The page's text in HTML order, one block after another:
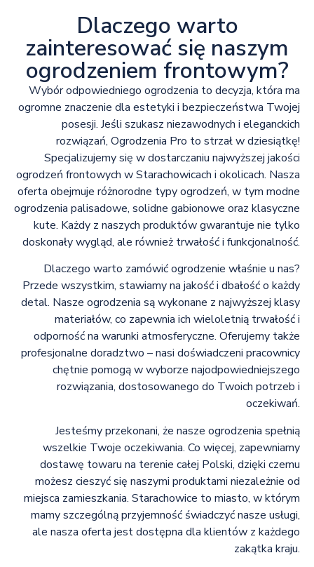
Dlaczego warto
zainteresować się naszym
ogrodzeniem frontowym?
Wybór odpowiedniego ogrodzenia to decyzja, która ma
ogromne znaczenie dla estetyki i bezpieczeństwa Twojej
posesji. Jeśli szukasz niezawodnych i eleganckich
rozwiązań, Ogrodzenia Pro to strzał w dziesiątkę!
Specjalizujemy się w dostarczaniu najwyższej jakości
ogrodzeń frontowych w Starachowicach i okolicach. Nasza
oferta obejmuje różnorodne typy ogrodzeń, w tym modne
ogrodzenia palisadowe, solidne gabionowe oraz klasyczne
kute. Każdy z naszych produktów gwarantuje nie tylko
doskonały wygląd, ale również trwałość i funkcjonalność.
Dlaczego warto zamówić ogrodzenie właśnie u nas?
Przede wszystkim, stawiamy na jakość i dbałość o każdy
detal. Nasze ogrodzenia są wykonane z najwyższej klasy
materiałów, co zapewnia ich wieloletnią trwałość i
odporność na warunki atmosferyczne. Oferujemy także
profesjonalne doradztwo – nasi doświadczeni pracownicy
chętnie pomogą w wyborze najodpowiedniejszego
rozwiązania, dostosowanego do Twoich potrzeb i
oczekiwań.
Jesteśmy przekonani, że nasze ogrodzenia spełnią
wszelkie Twoje oczekiwania. Co więcej, zapewniamy
dostawę towaru na terenie całej Polski, dzięki czemu
możesz cieszyć się naszymi produktami niezależnie od
miejsca zamieszkania. Starachowice to miasto, w którym
mamy szczególną przyjemność świadczyć nasze usługi,
ale nasza oferta jest dostępna dla klientów z każdego
zakątka kraju.